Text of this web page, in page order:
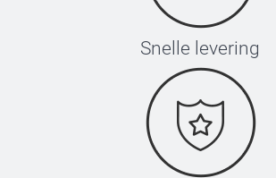
Wacht vervolgens 8 uur na het
Snelle levering